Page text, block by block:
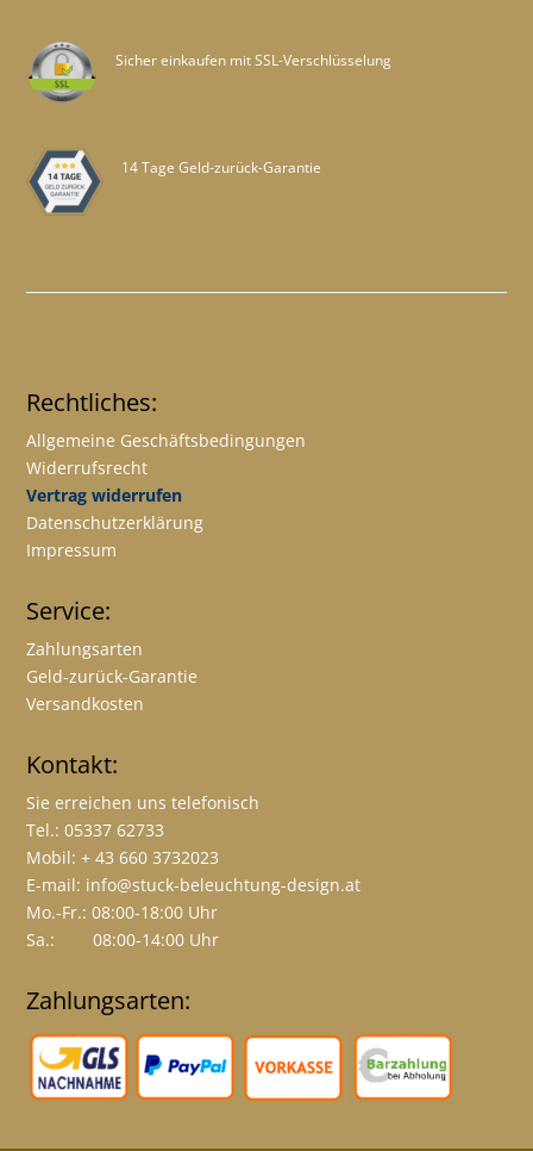
Sicher einkaufen mit SSL-Verschlüsselung
14 Tage Geld-zurück-Garantie
Rechtliches:
Allgemeine Geschäftsbedingungen
Widerrufsrecht
Vertrag widerrufen
Datenschutzerklärung
Impressum
Service:
Zahlungsarten
Geld-zurück-Garantie
Versandkosten
Kontakt:
Sie erreichen uns telefonisch
Tel.: 05337 62733
Mobil: + 43 660 3732023
E-mail: info@stuck-beleuchtung-design.at
Mo.-Fr.: 08:00-18:00 Uhr
Sa.: 08:00-14:00 Uhr
Zahlungsarten: